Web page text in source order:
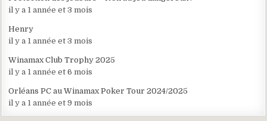
il y a 1 année et 3 mois
Henry
il y a 1 année et 3 mois
Winamax Club Trophy 2025
il y a 1 année et 6 mois
Orléans PC au Winamax Poker Tour 2024/2025
il y a 1 année et 9 mois